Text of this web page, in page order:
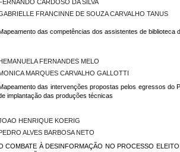
FERNANDO CARDOSO DA SILVA
FRANCINNE DE SOUZA CARVALHO TANUS
das competências dos assistentes de biblioteca
FERNANDES MELO
MARQUES CARVALHO GALLOTTI
das intervenções propostas pelos egressos do
implantação das produções técnicas
HENRIQUE KOERIG
ALVES BARBOSA NETO
COMBATE À DESINFORMAÇÃO NO PROCESSO